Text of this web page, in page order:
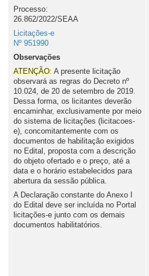
Processo:
26.862/2022/SEAA
Licitações-e
Nº 951990
Observações
ATENÇÃO: A presente licitação
observará as regras do Decreto nº
10.024, de 20 de setembro de 2019.
Dessa forma, os licitantes deverão
encaminhar, exclusivamente por meio
do sistema de licitações (licitacoes-
e), concomitantemente com os
documentos de habilitação exigidos
no Edital, proposta com a descrição
do objeto ofertado e o preço, até a
data e o horário estabelecidos para
abertura da sessão pública.
A Declaração constante do Anexo I
do Edital deve ser incluída no Portal
licitações-e junto com os demais
documentos habilitatórios.